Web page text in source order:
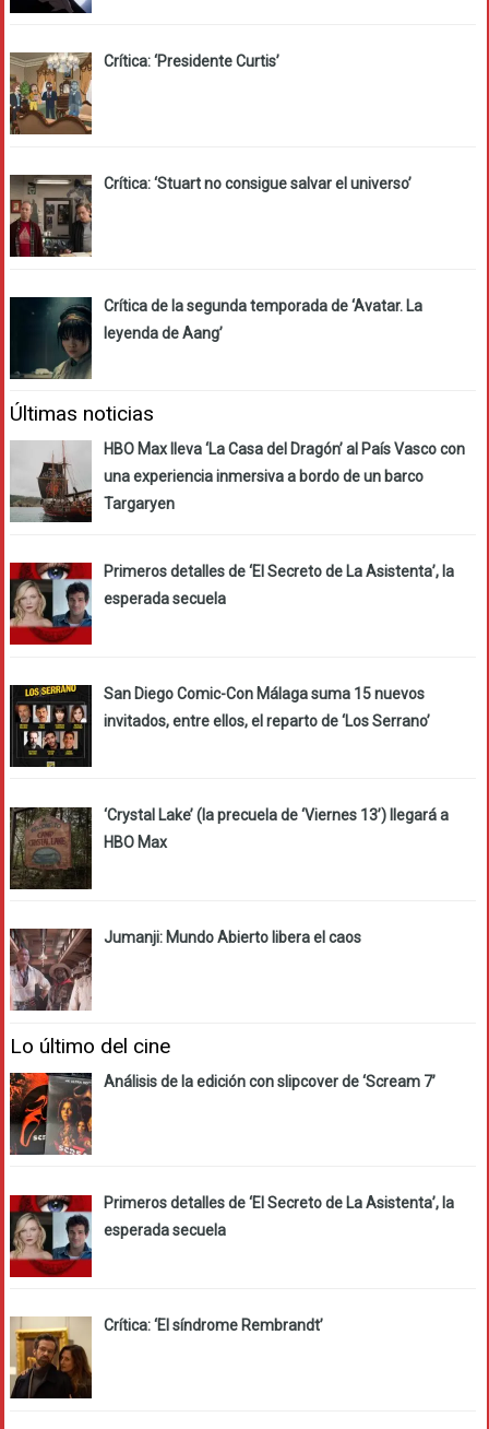
Crítica: ‘Presidente Curtis’
Crítica: ‘Stuart no consigue salvar el universo’
Crítica de la segunda temporada de ‘Avatar. La
leyenda de Aang’
Últimas noticias
HBO Max lleva ‘La Casa del Dragón’ al País Vasco con
una experiencia inmersiva a bordo de un barco
Targaryen
Primeros detalles de ‘El Secreto de La Asistenta’, la
esperada secuela
San Diego Comic-Con Málaga suma 15 nuevos
invitados, entre ellos, el reparto de ‘Los Serrano’
‘Crystal Lake’ (la precuela de ‘Viernes 13’) llegará a
HBO Max
Jumanji: Mundo Abierto libera el caos
Lo último del cine
Análisis de la edición con slipcover de ‘Scream 7’
Primeros detalles de ‘El Secreto de La Asistenta’, la
esperada secuela
Crítica: ‘El síndrome Rembrandt’